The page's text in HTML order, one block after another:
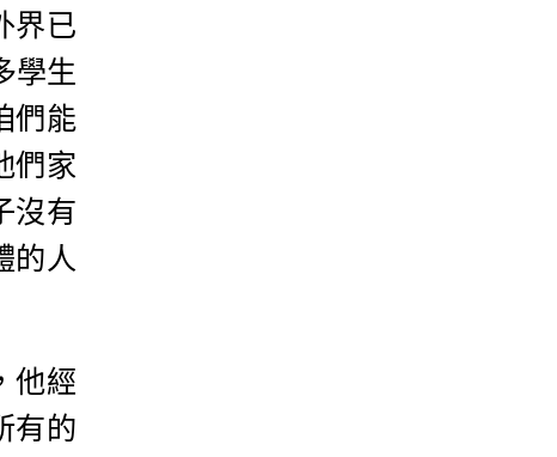
界已
學生
們能
們家
沒有
的人
他經
有的